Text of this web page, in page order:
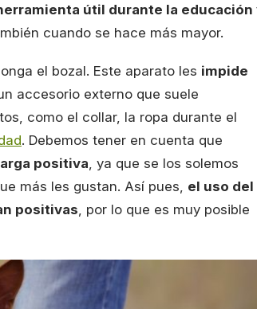
útil durante la educación
cuando se hace más mayor.
el bozal. Este aparato les impide
accesorio externo que suele
como el collar, la ropa durante el
. Debemos tener en cuenta que
positiva , ya que se los solemos
más les gustan. Así pues, el uso del
positivas , por lo que es muy posible